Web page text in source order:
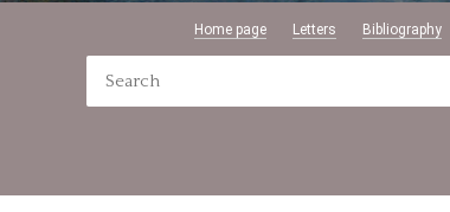
Home page Letters Bibliography